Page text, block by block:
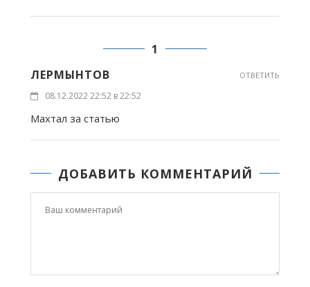
1
ЛЕРМЫНТОВ
08.12.2022 22:52 в 22:52
Махтал за статью
ОТВЕТИТЬ
ДОБАВИТЬ КОММЕНТАРИЙ